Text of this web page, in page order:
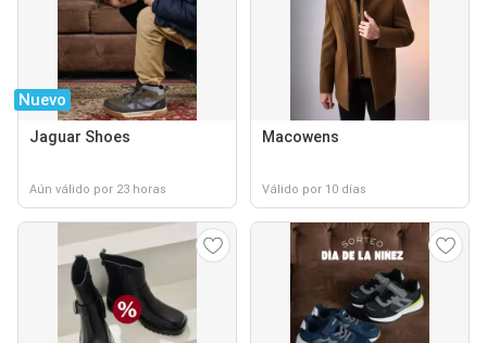
Nuevo
Jaguar Shoes
Aún válido por 23 horas
Macowens
Válido por 10 días